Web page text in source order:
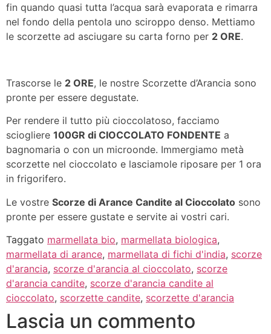
fin quando quasi tutta l’acqua sarà evaporata e rimarra
nel fondo della pentola uno sciroppo denso. Mettiamo
le scorzette ad asciugare su carta forno per 2 ORE.
Trascorse le 2 ORE, le nostre Scorzette d’Arancia sono
pronte per essere degustate.
Per rendere il tutto più cioccolatoso, facciamo
sciogliere 100GR di CIOCCOLATO FONDENTE a
bagnomaria o con un microonde. Immergiamo metà
scorzette nel cioccolato e lasciamole riposare per 1 ora
in frigorifero.
Le vostre Scorze di Arance Candite al Cioccolato sono
pronte per essere gustate e servite ai vostri cari.
Taggato marmellata bio, marmellata biologica,
marmellata di arance, marmellata di fichi d'india, scorze
d'arancia, scorze d'arancia al cioccolato, scorze
d'arancia candite, scorze d'arancia candite al
cioccolato, scorzette candite, scorzette d'arancia
Lascia un commento